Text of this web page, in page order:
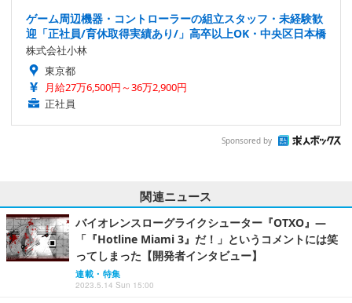
ゲーム周辺機器・コントローラーの組立スタッフ・未経験歓
迎「正社員/育休取得実績あり/」高卒以上OK・中央区日本橋
株式会社小林
東京都
月給27万6,500円～36万2,900円
正社員
Sponsored by
関連ニュース
バイオレンスローグライクシューター『OTXO』―
「『Hotline Miami 3』だ！」というコメントには笑
ってしまった【開発者インタビュー】
連載・特集
2023.5.14 Sun 15:00